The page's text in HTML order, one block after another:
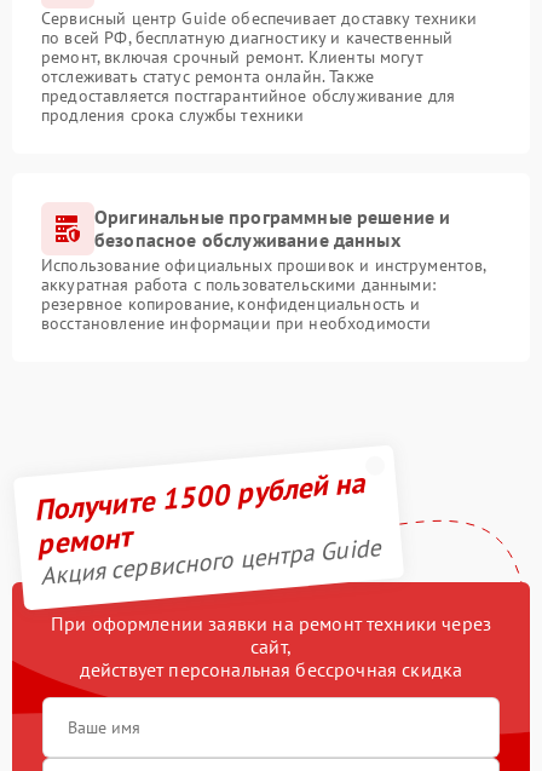
Сервисный центр Guide обеспечивает доставку техники
по всей РФ, бесплатную диагностику и качественный
ремонт, включая срочный ремонт. Клиенты могут
отслеживать статус ремонта онлайн. Также
предоставляется постгарантийное обслуживание для
продления срока службы техники
Оригинальные программные решение и
безопасное обслуживание данных
Использование официальных прошивок и инструментов,
аккуратная работа с пользовательскими данными:
резервное копирование, конфиденциальность и
восстановление информации при необходимости
Получите 1500 рублей на
ремонт
Акция сервисного центра Guide
При оформлении заявки на ремонт техники через
сайт,
действует персональная бессрочная скидка